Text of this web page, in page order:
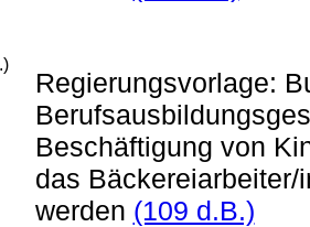
Regierungsvorlage:
Beschäftigung von
das
werden (109 d.B.)